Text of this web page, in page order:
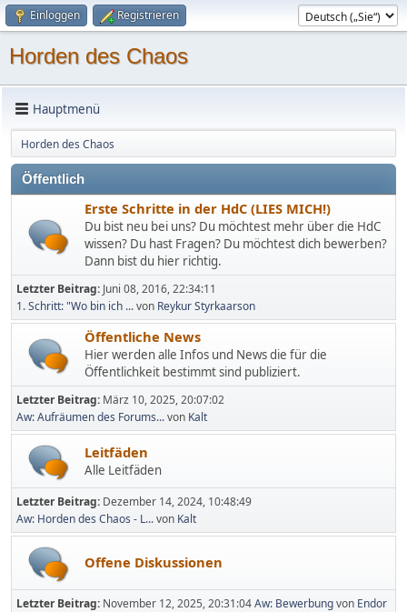
Einloggen Registrieren
Horden des Chaos
Hauptmenü
Horden des Chaos
Öffentlich
Erste Schritte in der HdC (LIES MICH!)
Du bist neu bei uns? Du möchtest mehr über die HdC
wissen? Du hast Fragen? Du möchtest dich bewerben?
Dann bist du hier richtig.
Letzter Beitrag: Juni 08, 2016, 22:34:11
1. Schritt: "Wo bin ich ...von Reykur Styrkaarson
Öffentliche News
Hier werden alle Infos und News die für die
Öffentlichkeit bestimmt sind publiziert.
Letzter Beitrag: März 10, 2025, 20:07:02
Aw: Aufräumen des Forums...von Kalt
Leitfäden
Alle Leitfäden
Letzter Beitrag: Dezember 14, 2024, 10:48:49
Aw: Horden des Chaos - L...von Kalt
Offene Diskussionen
Letzter Beitrag: November 12, 2025, 20:31:04Aw: Bewerbungvon Endor